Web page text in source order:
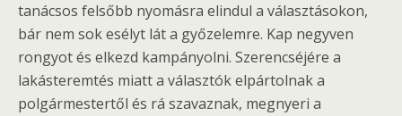
tanácsos felsőbb nyomásra elindul a választásokon,
bár nem sok esélyt lát a győzelemre. Kap negyven
rongyot és elkezd kampányolni. Szerencséjére a
lakásteremtés miatt a választók elpártolnak a
polgármestertől és rá szavaznak, megnyeri a